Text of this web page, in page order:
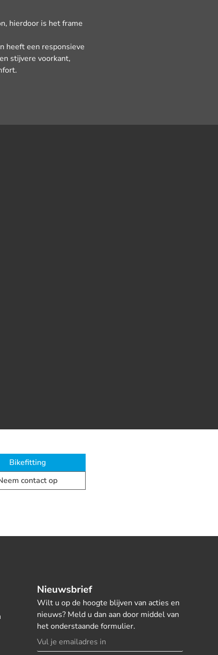
hierdoor is het frame
heeft een responsieve
stijvere voorkant,
Bikefitting
contact op
Nieuwsbrief
Wilt u op de hoogte blijven van acties en
nieuws? Meld u dan aan door middel van
het onderstaande formulier.